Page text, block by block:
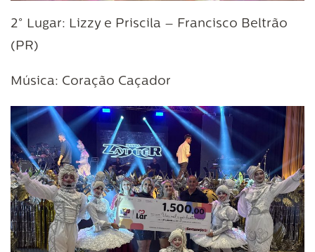
2° Lugar: Lizzy e Priscila – Francisco Beltrão
(PR)
Música: Coração Caçador